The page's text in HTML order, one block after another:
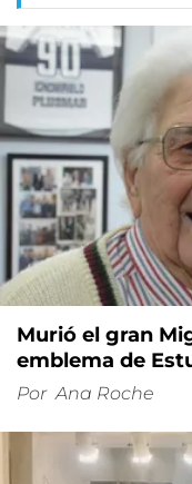
Murió el gran
emblema de
Por Ana Roche